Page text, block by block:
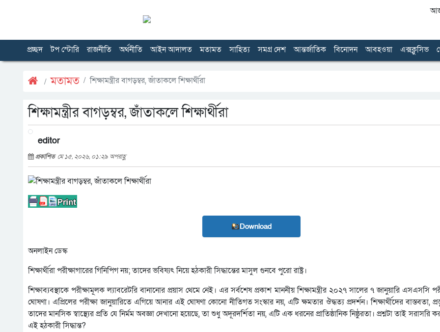
আজ
প্রচ্ছদ টপ স্টোরি রাজনীতি অর্থনীতি আইন আদালত মতামত সাহিত্য সমগ্র দেশ আন্তর্জাতিক বিনোদন আবহওয়া এক্সক্লুসিভ
মতামত শিক্ষামন্ত্রীর বাগড়ম্বর, জাঁতাকলে শিক্ষার্থীরা
শিক্ষামন্ত্রীর বাগড়ম্বর, জাঁতাকলে শিক্ষার্থীরা
editor
প্রকাশিত মে ১৫, ২০২৬, ০১:২৯ অপরাহ্ণ
Download
অনলাইন ডেস্ক
শিক্ষার্থীরা পরীক্ষাগারের গিনিপিগ নয়; তাদের ভবিষ্যৎ নিয়ে হঠকারী সিদ্ধান্তের মাসুল গুনবে পুরো রাষ্ট্র।
শিক্ষাব্যবস্থাকে পরীক্ষামূলক ল্যাবরেটরি বানানোর প্রয়াস থেমে নেই। এর সর্বশেষ প্রকাশ মাননীয় শিক্ষামন্ত্রীর ২০২৭ সালের ৭ জানুয়ারি এসএসসি
ঘোষণা। এপ্রিলের পরীক্ষা জানুয়ারিতে এগিয়ে আনার এই ঘোষণা কোনো নীতিগত সংস্কার নয়, এটি ক্ষমতার ঔদ্ধত্য প্রদর্শন। শিক্ষার্থীদের বাস্তবতা,
তাদের মানসিক স্বাস্থ্যের প্রতি যে নির্মম অবজ্ঞা দেখানো হয়েছে, তা শুধু অদূরদর্শিতা নয়, এটি এক ধরনের প্রাতিষ্ঠানিক নিষ্ঠুরতা। প্রশ্নটা তাই সরাসরি
এই হঠকারী সিদ্ধান্ত?